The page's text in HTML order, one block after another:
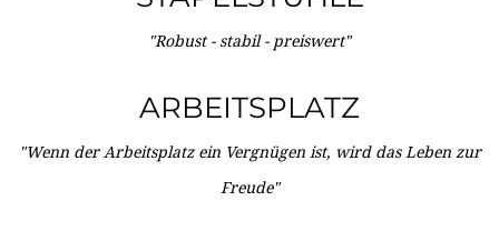
"Robust - stabil - preiswert"
ARBEITSPLATZ
"Wenn der Arbeitsplatz ein Vergnügen ist, wird das Leben zur
Freude"